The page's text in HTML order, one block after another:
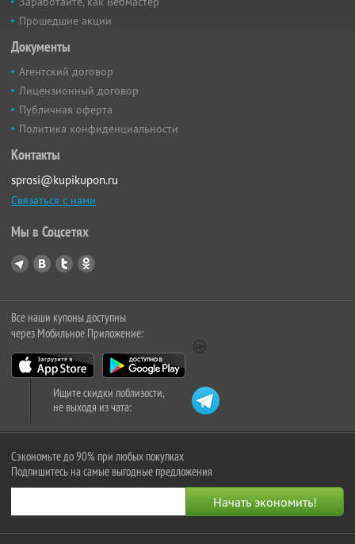
Прошедшие акции
Документы
Агентский договор
Лицензионный договор
Публичная оферта
Политика конфиденциальности
Контакты
sprosi@kupikupon.ru
Связаться с нами
Мы в Соцсетях
Все наши купоны доступны
через Мобильное Приложение:
Ищите скидки поблизости,
не выходя из чата:
Сэкономьте до 90% при любых покупках
Подпишитесь на самые выгодные предложения